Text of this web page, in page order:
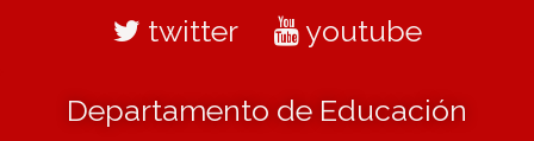
twitter youtube
Departamento de Educación